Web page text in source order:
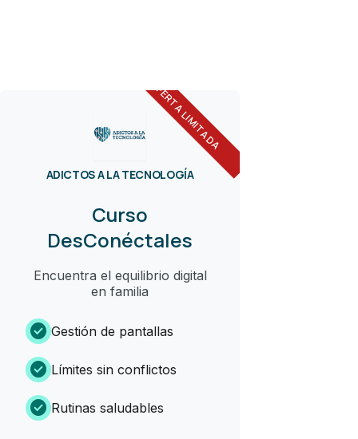
OFERTA LIMITADA
ADICTOS A LA TECNOLOGÍA
Curso
DesConéctales
Encuentra el equilibrio digital
en familia
check_circle Gestión de pantallas
check_circle Límites sin conflictos
check_circle Rutinas saludables